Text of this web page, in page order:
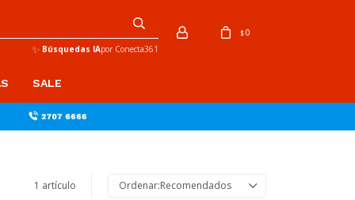
SALE
✨ Búsquedas IApor Conecta361
$0
1 artículo Recomendados